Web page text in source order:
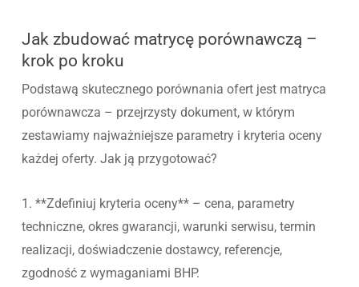
Jak zbudować matrycę porównawczą –
krok po kroku
Podstawą skutecznego porównania ofert jest matryca
porównawcza – przejrzysty dokument, w którym
zestawiamy najważniejsze parametry i kryteria oceny
każdej oferty. Jak ją przygotować?
1. **Zdefiniuj kryteria oceny** – cena, parametry
techniczne, okres gwarancji, warunki serwisu, termin
realizacji, doświadczenie dostawcy, referencje,
zgodność z wymaganiami BHP.